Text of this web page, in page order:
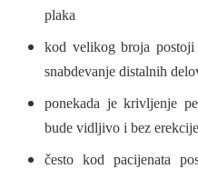
plaka
kod velikogbroja postoji
snabdevanje distalnih
ponekada je krivljenje
bude vidljivo i bez erekcije
često kod pacijenata